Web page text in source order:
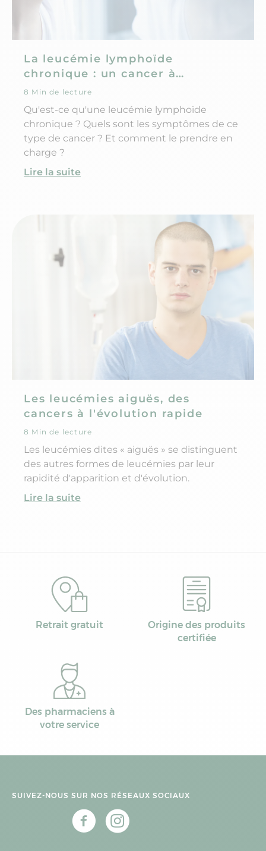
La leucémie lymphoïde
chronique : un cancer à
l'évolution lente
8 Min de lecture
Qu'est-ce qu'une leucémie lymphoïde
chronique ? Quels sont les symptômes de ce
type de cancer ? Et comment le prendre en
charge ?
Lire la suite
Les leucémies aiguës, des
cancers à l'évolution rapide
8 Min de lecture
Les leucémies dites « aiguës » se distinguent
des autres formes de leucémies par leur
rapidité d'apparition et d'évolution.
Lire la suite
Retrait gratuit
Origine des produits
certifiée
Des pharmaciens à
votre service
SUIVEZ-NOUS SUR NOS RÉSEAUX SOCIAUX